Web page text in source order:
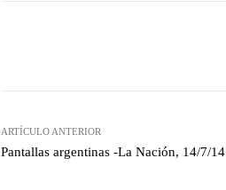
ARTÍCULO ANTERIOR
Pantallas argentinas -La Nación, 14/7/14